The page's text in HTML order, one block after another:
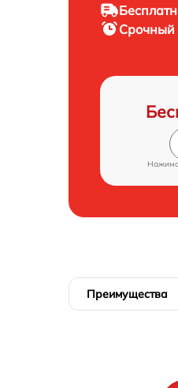
Срочный
Преимущества